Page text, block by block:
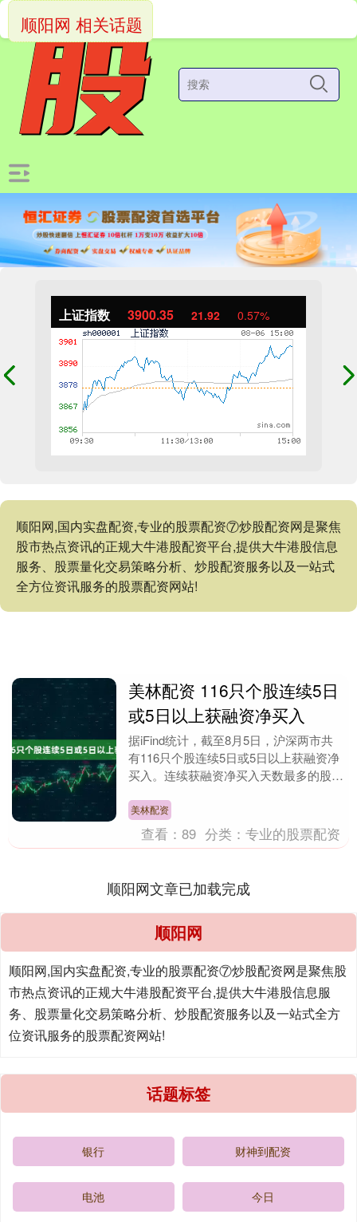
上证指数 3900.35 21.92 0.57%
顺阳网,国内实盘配资,专业的股票配资⑦炒股配资网是聚焦
股市热点资讯的正规大牛港股配资平台,提供大牛港股信息
服务、股票量化交易策略分析、炒股配资服务以及一站式
全方位资讯服务的股票配资网站!
顺阳网 相关话题
美林配资 116只个股连续5日
或5日以上获融资净买入
据iFind统计，截至8月5日，沪深两市共
有116只个股连续5日或5日以上获融资净
买入。连续获融资净买入天数最多的股票
易日....
美林配资
查看：89 分类：专业的股票配资
顺阳网文章已加载完成
顺阳网
顺阳网,国内实盘配资,专业的股票配资⑦炒股配资网是聚焦股
市热点资讯的正规大牛港股配资平台,提供大牛港股信息服
务、股票量化交易策略分析、炒股配资服务以及一站式全方
位资讯服务的股票配资网站!
话题标签
银行 财神到配资
电池 今日